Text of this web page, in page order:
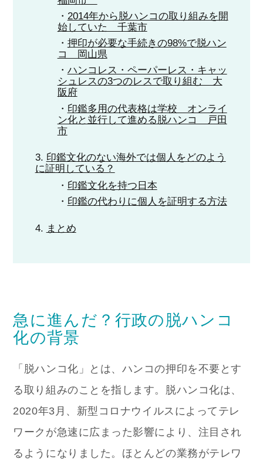
2014年から脱ハンコの取り組みを開
始していた 千葉市
押印が必要な手続きの98%で脱ハン
コ 岡山県
ハンコレス・ペーパーレス・キャッ
シュレスの3つのレスで取り組む 大
阪府
印鑑多用の代表格は学校 オンライ
ン化と並行して進める脱ハンコ 戸田
市
印鑑文化のない海外では個人をどのよう
に証明している？
印鑑文化を持つ日本
印鑑の代わりに個人を証明する方法
まとめ
急に進んだ？行政の脱ハンコ
化の背景
「脱ハンコ化」とは、ハンコの押印を不要とす
る取り組みのことを指します。脱ハンコ化は、
2020年3月、新型コロナウイルスによってテレ
ワークが急速に広まった影響により、注目され
るようになりました。ほとんどの業務がテレワ